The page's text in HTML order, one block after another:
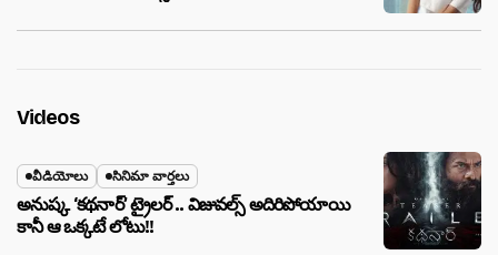
Videos
వీడియోలు సినిమా వార్తలు
అనుష్క ‘కథనార్’ ట్రైలర్ .. విజువల్స్ అదిరిపోయాయి
కానీ ఆ ఒక్కటే లోటు!!